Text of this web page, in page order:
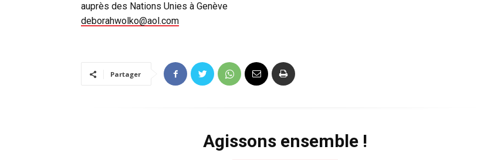
auprès des Nations Unies à Genève
deborahwolko@aol.com
Partager
Agissons ensemble !